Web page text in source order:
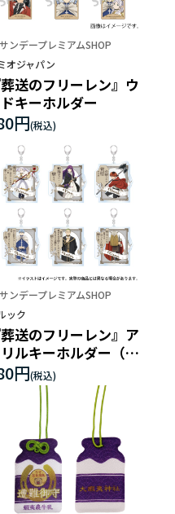
サンデープレミアムSHOP
オジャパン
葬送のフリーレン』ウ
キーホルダー
円
サンデープレミアムSHOP
ック
葬送のフリーレン』ア
ルキーホルダー（セ
付き）
円